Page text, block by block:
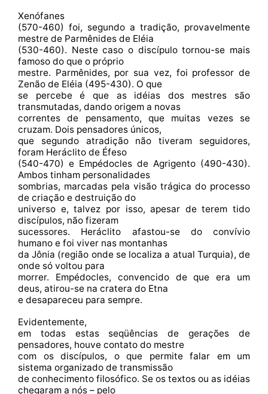
Xenófanes
(570-460) foi, segundo a tradição, provavelmente
mestre de Parmênides de Eléia
(530-460). Neste caso o discípulo tornou-se mais
famoso do que o próprio
mestre. Parmênides, por sua vez, foi professor de
Zenão de Eléia (495-430). O que
se percebe é que as idéias dos mestres são
transmutadas, dando origem a novas
correntes de pensamento, que muitas vezes se
cruzam. Dois pensadores únicos,
que segundo atradição não tiveram seguidores,
foram Heráclito de Éfeso
(540-470) e Empédocles de Agrigento (490-430).
Ambos tinham personalidades
sombrias, marcadas pela visão trágica do processo
de criação e destruição do
universo e, talvez por isso, apesar de terem tido
discípulos, não fizeram
sucessores. Heráclito afastou-se do convívio
humano e foi viver nas montanhas
da Jônia (região onde se localiza a atual Turquia), de
onde só voltou para
morrer. Empédocles, convencido de que era um
deus, atirou-se na cratera do Etna
e desapareceu para sempre.
Evidentemente,
em todas estas seqüências de gerações de
pensadores, houve contato do mestre
com os discípulos, o que permite falar em um
sistema organizado de transmissão
de conhecimento filosófico. Se os textos ou as idéias
chegaram a nós – pelo